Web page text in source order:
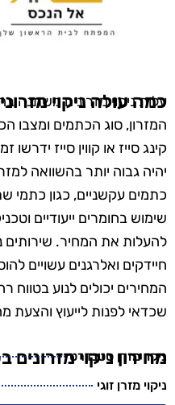
כמה עולה ניקוי
עלות ניקוי מזרונים משתנה
המזרון, סוג הכתמים ומצבו
קינג סייז או קווין סייז
יהיה גבוה יותר בהשוואה
כתמים עקשניים, כגון כתמי
שימוש בחומרים ייעודיים
להעלות את המחיר. שירותים
חיידקים ואלרגנים עשויים
המחירים יכולים לנוע
שכדאי לפנות לייעוץ והצעת
מחירון ניקוי
ניקוי מזרן סטנדרט
ניקוי מזרן זוגי